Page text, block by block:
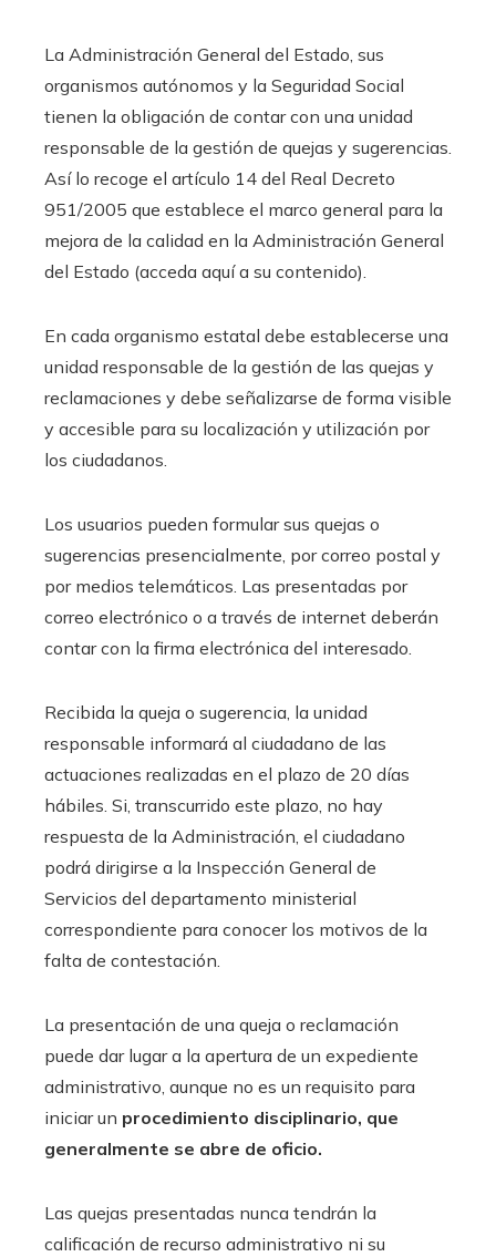
La Administración General del Estado, sus
organismos autónomos y la Seguridad Social
tienen la obligación de contar con una unidad
responsable de la gestión de quejas y sugerencias.
Así lo recoge el artículo 14 del Real Decreto
951/2005 que establece el marco general para la
mejora de la calidad en la Administración General
del Estado (acceda aquí a su contenido).
En cada organismo estatal debe establecerse una
unidad responsable de la gestión de las quejas y
reclamaciones y debe señalizarse de forma visible
y accesible para su localización y utilización por
los ciudadanos.
Los usuarios pueden formular sus quejas o
sugerencias presencialmente, por correo postal y
por medios telemáticos. Las presentadas por
correo electrónico o a través de internet deberán
contar con la firma electrónica del interesado.
Recibida la queja o sugerencia, la unidad
responsable informará al ciudadano de las
actuaciones realizadas en el plazo de 20 días
hábiles. Si, transcurrido este plazo, no hay
respuesta de la Administración, el ciudadano
podrá dirigirse a la Inspección General de
Servicios del departamento ministerial
correspondiente para conocer los motivos de la
falta de contestación.
La presentación de una queja o reclamación
puede dar lugar a la apertura de un expediente
administrativo, aunque no es un requisito para
iniciar un procedimiento disciplinario, que
generalmente se abre de oficio.
Las quejas presentadas nunca tendrán la
calificación de recurso administrativo ni su